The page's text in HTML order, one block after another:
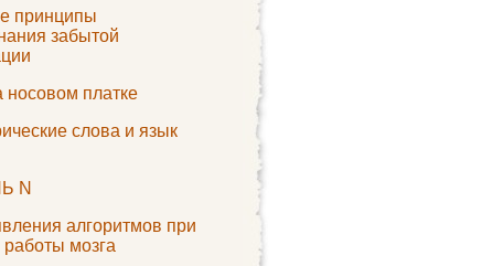
принципы
забытой
носовом платке
слова и язык
N
алгоритмов при
работы мозга